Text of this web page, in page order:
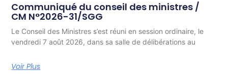
Communiqué du conseil des ministres /
CM N°2026-31/SGG
Le Conseil des Ministres s’est réuni en session ordinaire, le
vendredi 7 août 2026, dans sa salle de délibérations au
Voir Plus